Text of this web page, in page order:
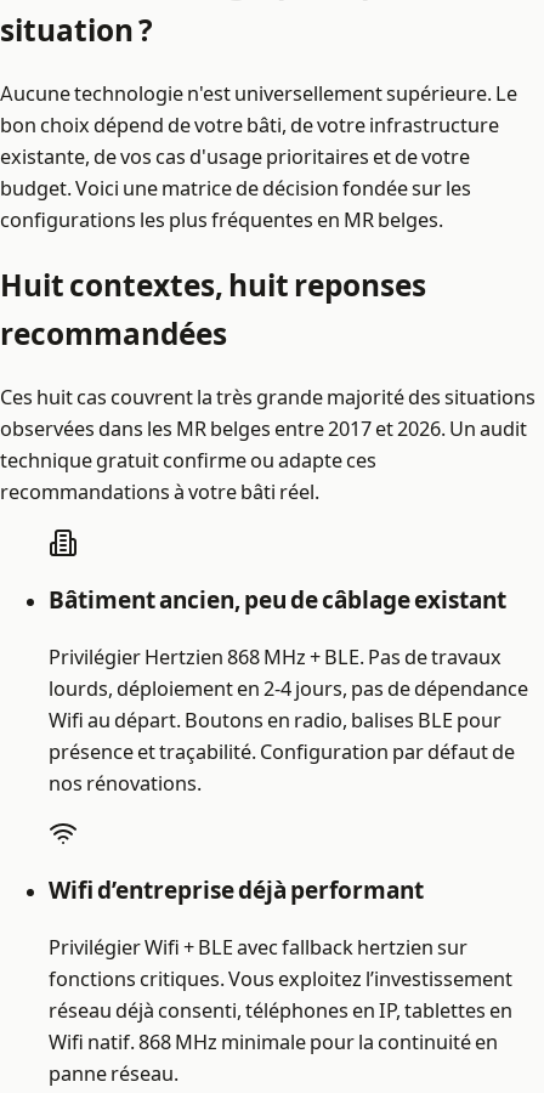
situation ?
Aucune technologie n'est universellement supérieure. Le
bon choix dépend de votre bâti, de votre infrastructure
existante, de vos cas d'usage prioritaires et de votre
budget. Voici une matrice de décision fondée sur les
configurations les plus fréquentes en MR belges.
Huit contextes, huit reponses
recommandées
Ces huit cas couvrent la très grande majorité des situations
observées dans les MR belges entre 2017 et 2026. Un audit
technique gratuit confirme ou adapte ces
recommandations à votre bâti réel.
Bâtiment ancien, peu de câblage existant
Privilégier Hertzien 868 MHz + BLE. Pas de travaux
lourds, déploiement en 2-4 jours, pas de dépendance
Wifi au départ. Boutons en radio, balises BLE pour
présence et traçabilité. Configuration par défaut de
nos rénovations.
Wifi d’entreprise déjà performant
Privilégier Wifi + BLE avec fallback hertzien sur
fonctions critiques. Vous exploitez l’investissement
réseau déjà consenti, téléphones en IP, tablettes en
Wifi natif. 868 MHz minimale pour la continuité en
panne réseau.